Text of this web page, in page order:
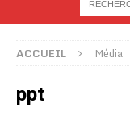
ACCUEIL Média
ppt